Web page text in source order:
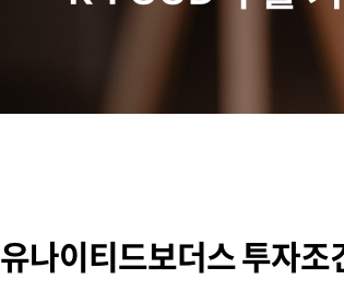
유나이티드보더스 투자조